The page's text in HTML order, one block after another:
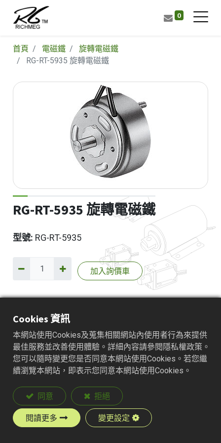
0
首頁 電磁鐵
旋轉電磁鐵
RG-RT-5935 旋轉電磁鐵
RG-RT-5935 旋轉電磁鐵
型號: RG-RT-5935
加入詢價車
產品說明
Cookies 資訊
本網站使用Cookies及蒐集相關網站內使用者行為來提供
最佳服務並改善使用體驗。詳細內容請參閱隱私權政策。
您可以隨時變更您是否同意本網站使用Cookies。若您繼
續瀏覽本網站，即表示您同意本網站使用Cookies。
同意 拒絕
閱讀更多 變更設定